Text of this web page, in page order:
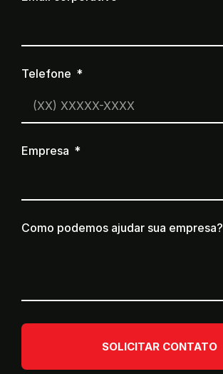
Telefone
Empresa
Como podemos ajudar sua empresa?
SOLICITAR CONTATO